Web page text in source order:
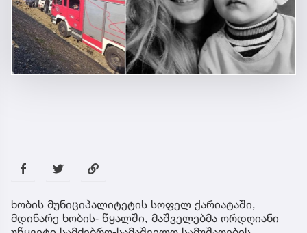
ხობის მუნიციპალიტეტის სოფელ ქარიატაში,
მდინარე ხობის‐ წყალში, მაშველებმა ორდღიანი